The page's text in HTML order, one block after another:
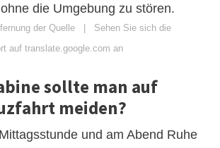
die Umgebung zu stören.
der Quelle | Sehen Sie sich die
auf translate.google.com an
sollte man auf
meiden?
und am Abend Ruhe